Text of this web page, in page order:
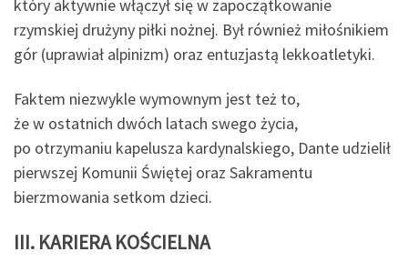
który aktywnie włączył się w zapoczątkowanie
rzymskiej drużyny piłki nożnej. Był również miłośnikiem
gór (uprawiał alpinizm) oraz entuzjastą lekkoatletyki.
Faktem niezwykle wymownym jest też to,
że w ostatnich dwóch latach swego życia,
po otrzymaniu kapelusza kardynalskiego, Dante udzielił
pierwszej Komunii Świętej oraz Sakramentu
bierzmowania setkom dzieci.
III. KARIERA KOŚCIELNA